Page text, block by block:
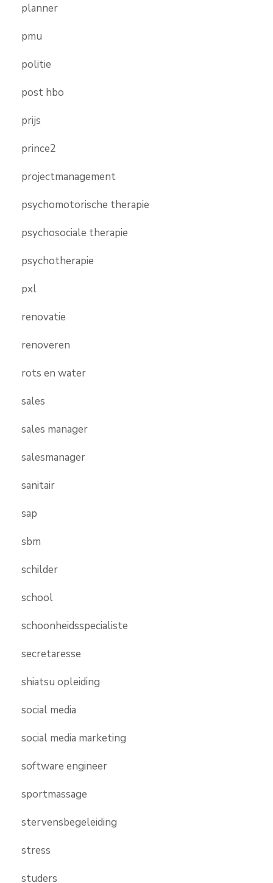
planner
pmu
politie
post hbo
prijs
prince2
projectmanagement
psychomotorische therapie
psychosociale therapie
psychotherapie
pxl
renovatie
renoveren
rots en water
sales
sales manager
salesmanager
sanitair
sap
sbm
schilder
school
schoonheidsspecialiste
secretaresse
shiatsu opleiding
social media
social media marketing
software engineer
sportmassage
stervensbegeleiding
stress
studers